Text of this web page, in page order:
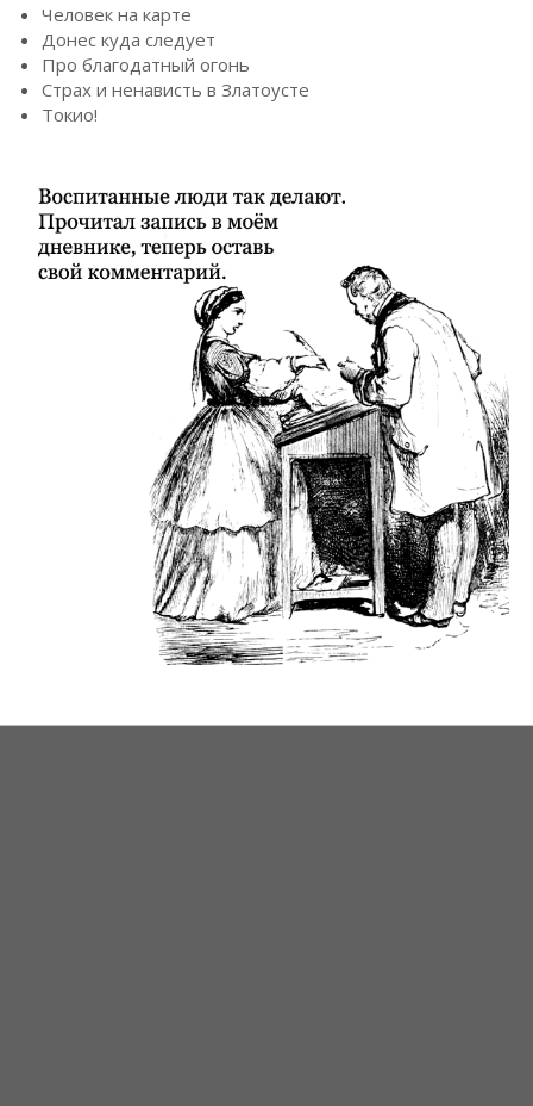
Человек на карте
Донес куда следует
Про благодатный огонь
Страх и ненависть в Златоусте
Токио!